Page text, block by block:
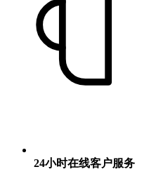
24小时在线客户服务